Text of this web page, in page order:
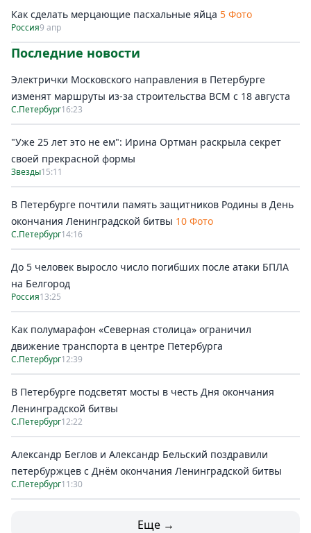
Как сделать мерцающие пасхальные яйца 5 Фото
Россия9 апр
Последние новости
Электрички Московского направления в Петербурге
изменят маршруты из-за строительства ВСМ с 18 августа
С.Петербург16:23
"Уже 25 лет это не ем": Ирина Ортман раскрыла секрет
своей прекрасной формы
Звезды15:11
В Петербурге почтили память защитников Родины в День
окончания Ленинградской битвы 10 Фото
С.Петербург14:16
До 5 человек выросло число погибших после атаки БПЛА
на Белгород
Россия13:25
Как полумарафон «Северная столица» ограничил
движение транспорта в центре Петербурга
С.Петербург12:39
В Петербурге подсветят мосты в честь Дня окончания
Ленинградской битвы
С.Петербург12:22
Александр Беглов и Александр Бельский поздравили
петербуржцев с Днём окончания Ленинградской битвы
С.Петербург11:30
Еще →